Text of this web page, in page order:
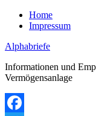
Zum
Inhalt
Home
Impressum
Alphabriefe
Informationen und
Vermögensanlage